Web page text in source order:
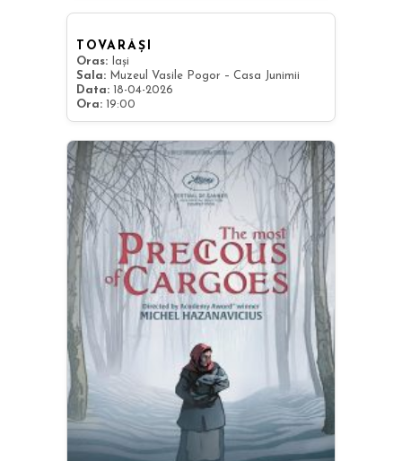
TOVARĂȘI
Oras: Iași
Sala: Muzeul Vasile Pogor – Casa Junimii
Data: 18-04-2026
Ora: 19:00